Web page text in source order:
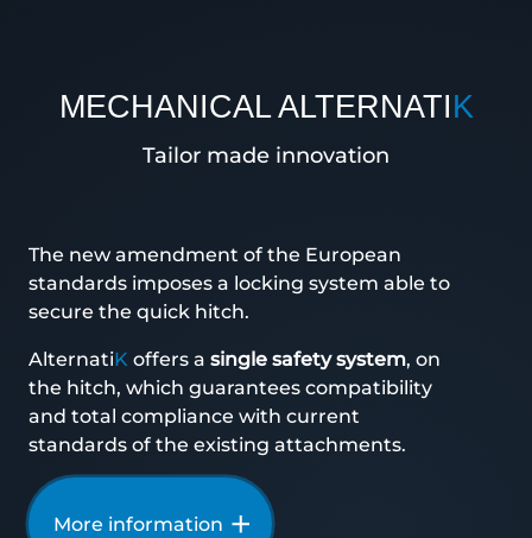
MECHANICAL ALTERNATIK
Tailor made innovation
The new amendment of the European
standards imposes a locking system able to
secure the quick hitch.
AlternatiK offers a single safety system, on
the hitch, which guarantees compatibility
and total compliance with current
standards of the existing attachments.
More information